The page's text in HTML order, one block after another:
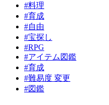
#料理
#育成
#自由
#宝探し
#RPG
#アイテム図鑑
#育成
#難易度 変更
#図鑑